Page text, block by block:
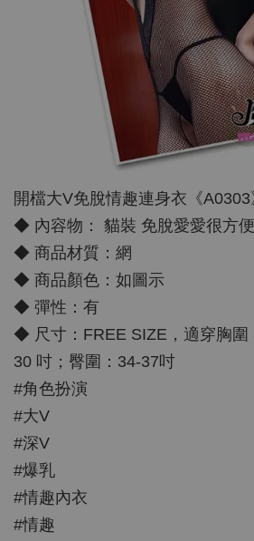
開檔大V免脫情趣連身衣《A0303
◆ 內容物： 貓裝 免脫愛愛很方
◆ 商品材質：網
◆ 商品顏色：如圖示
◆ 彈性：有
◆ 尺寸：FREE SIZE，適穿胸圍
30 吋；臀圍：34-37吋
#角色扮演
#大V
#深V
#爆乳
#情趣內衣
#情趣